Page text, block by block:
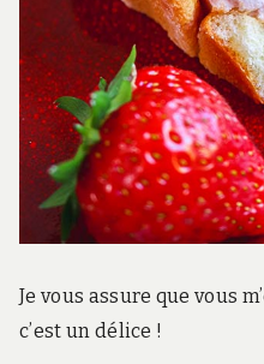
Je vous assure que vous
c’est un délice !